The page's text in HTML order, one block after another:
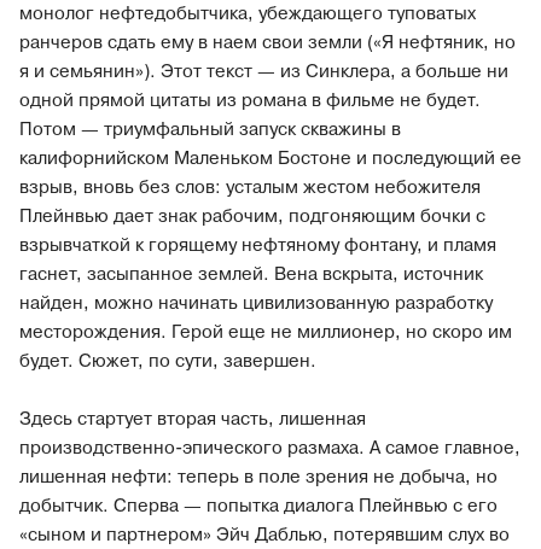
монолог нефтедобытчика, убеждающего туповатых
ранчеров сдать ему в наем свои земли («Я нефтяник, но
я и семьянин»). Этот текст — из Синклера, а больше ни
одной прямой цитаты из романа в фильме не будет.
Потом — триумфальный запуск скважины в
калифорнийском Маленьком Бостоне и последующий ее
взрыв, вновь без слов: усталым жестом небожителя
Плейнвью дает знак рабочим, подгоняющим бочки с
взрывчаткой к горящему нефтяному фонтану, и пламя
гаснет, засыпанное землей. Вена вскрыта, источник
найден, можно начинать цивилизованную разработку
месторождения. Герой еще не миллионер, но скоро им
будет. Сюжет, по сути, завершен.
Здесь стартует вторая часть, лишенная
производственно-эпического размаха. А самое главное,
лишенная нефти: теперь в поле зрения не добыча, но
добытчик. Сперва — попытка диалога Плейнвью с его
«сыном и партнером» Эйч Даблью, потерявшим слух во